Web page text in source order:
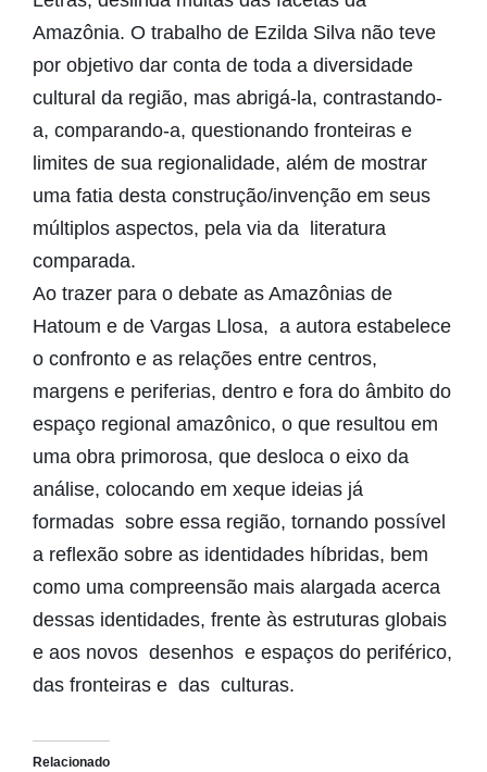
Amazônia. O trabalho de Ezilda Silva não teve
por objetivo dar conta de toda a diversidade
cultural da região, mas abrigá-la, contrastando-
a, comparando-a, questionando fronteiras e
limites de sua regionalidade, além de mostrar
uma fatia desta construção/invenção em seus
múltiplos aspectos, pela via da literatura
comparada.
Ao trazer para o debate as Amazônias de
Hatoum e de Vargas Llosa, a autora estabelece
o confronto e as relações entre centros,
margens e periferias, dentro e fora do âmbito do
espaço regional amazônico, o que resultou em
uma obra primorosa, que desloca o eixo da
análise, colocando em xeque ideias já
formadas sobre essa região, tornando possível
a reflexão sobre as identidades híbridas, bem
como uma compreensão mais alargada acerca
dessas identidades, frente às estruturas globais
e aos novos desenhos e espaços do periférico,
das fronteiras e das culturas.
Relacionado